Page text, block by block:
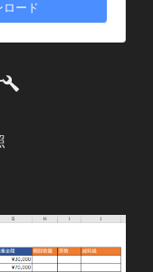
ロード